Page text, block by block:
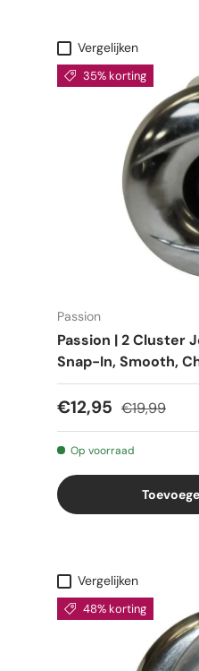
Vergelijken
35% korting
Passion
Passion | 2 Cluster
Snap-In, Smooth,
€12,95 €19,99
Op voorraad
Vergelijken
48% korting